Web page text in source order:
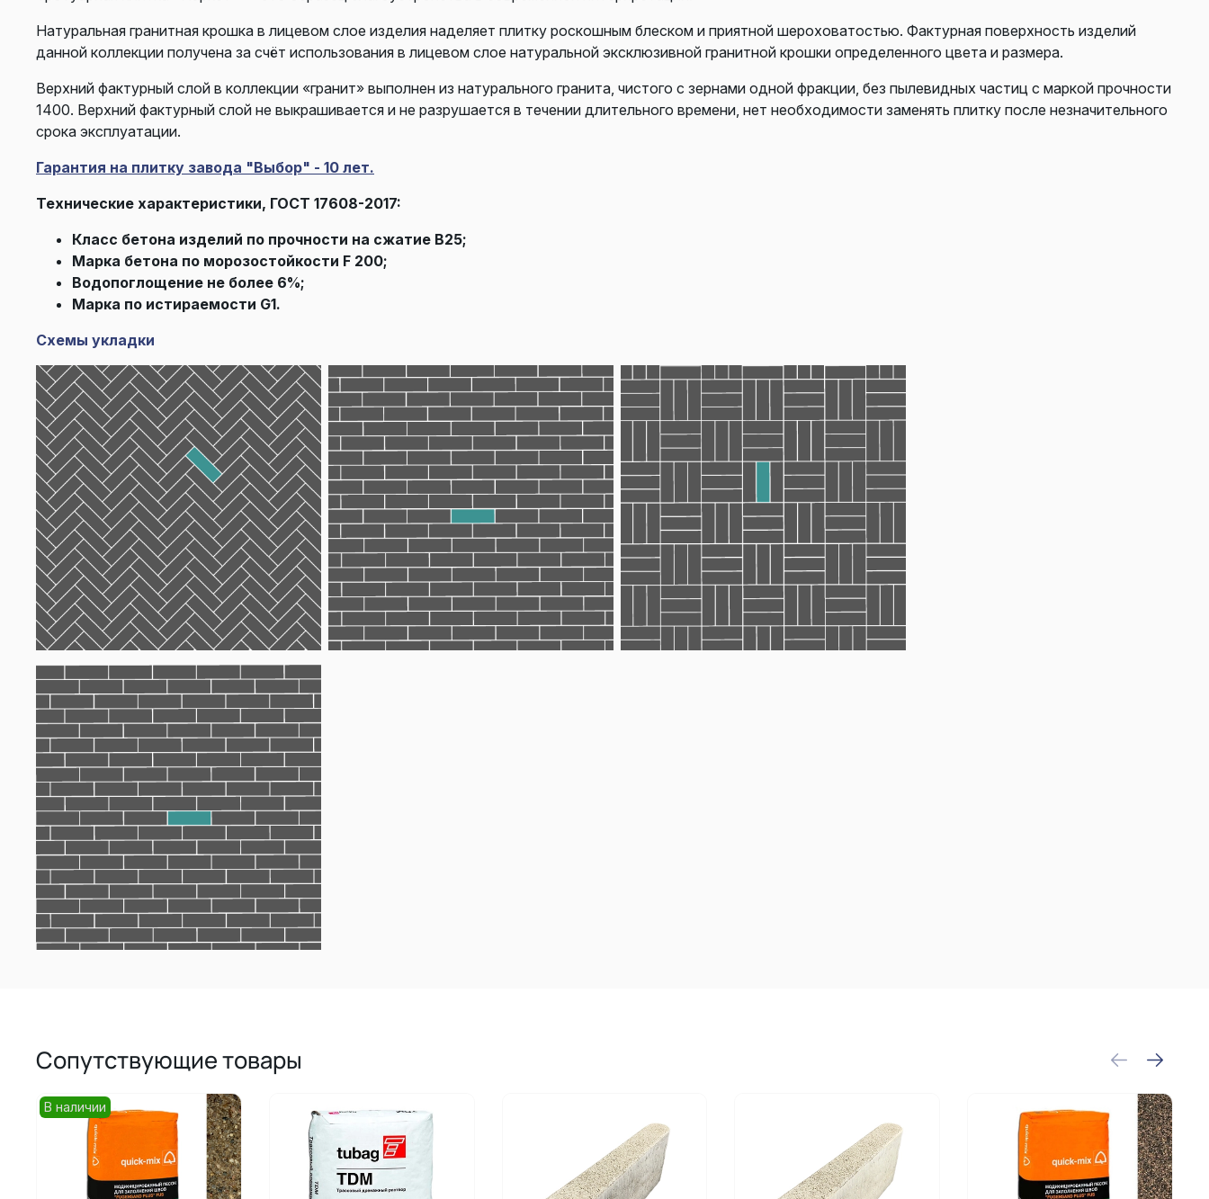
Натуральная гранитная крошка в лицевом слое изделия наделяет плитку роскошным блеском и приятной шероховатостью. Фактурная поверхность изделий
данной коллекции получена за счёт использования в лицевом слое натуральной эксклюзивной гранитной крошки определенного цвета и размера.
Верхний фактурный слой в коллекции «гранит» выполнен из натурального гранита, чистого с зернами одной фракции, без пылевидных частиц с маркой прочности
1400. Верхний фактурный слой не выкрашивается и не разрушается в течении длительного времени, нет необходимости заменять плитку после незначительного
срока эксплуатации.
Гарантия на плитку завода "Выбор" - 10 лет.
Технические характеристики, ГОСТ 17608-2017:
Класс бетона изделий по прочности на сжатие В25;
Марка бетона по морозостойкости F 200;
Водопоглощение не более 6%;
Марка по истираемости G1.
Схемы укладки
Сопутствующие товары
В наличии